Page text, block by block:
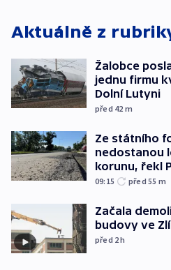
Aktuálně z
Žalobce
jednu firmu
Dolní Lutyni
před 42 m
Ze státního
nedostanou
korunu, řekl
09:15 před 55 m
Začala
budovy ve
před 2h